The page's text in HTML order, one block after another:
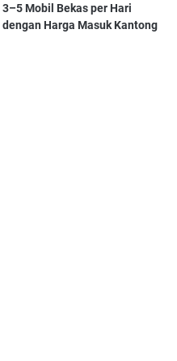
3–5 Mobil Bekas per Hari
dengan Harga Masuk Kantong